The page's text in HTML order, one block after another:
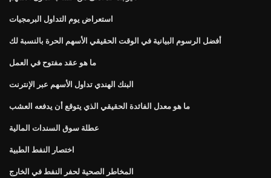
استعراض يوم التداول البرمجيات
أفضل الرسوم البيانية في الوقت الحقيقي الأسهم الحرة بالنسبة لك
ما هو عقد مفتوح في العمل
البنك الهندي تداول الأسهم عبر الإنترنت
ما هو معدل الفائدة الحقيقي الذي يتوقع أن يدفعه العشب
عطلة سوق السندات المالية
اختصار النفط الطبية
المخاطر الصحية لحفر النفط في الخارج